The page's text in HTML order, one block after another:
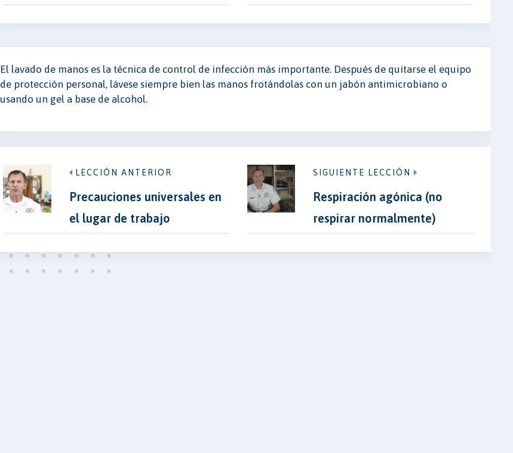
El lavado de manos es la técnica de control de infección más importante. Después de quitarse el equipo
de protección personal, lávese siempre bien las manos frotándolas con un jabón antimicrobiano o
usando un gel a base de alcohol.
LECCIÓN ANTERIOR
Precauciones universales en
el lugar de trabajo
SIGUIENTE LECCIÓN
Respiración agónica (no
respirar normalmente)